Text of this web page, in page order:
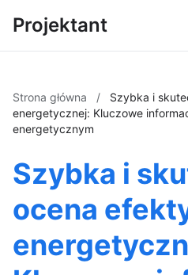
Projektant
Strona główna /
Szybka i
energetycznej: Kluczowe
energetycznym
Szybka i
ocena